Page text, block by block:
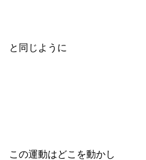
と同じように
この運動はどこを動かし